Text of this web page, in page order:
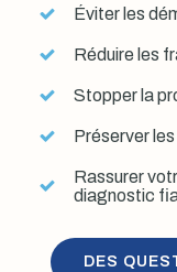
Éviter les
Réduire les
Stopper la
Préserver
Rassurer
diagnostic
DES